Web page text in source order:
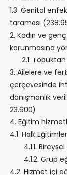
1.3. Genital
taraması
2. Kadın ve
korunmasına
2.1. Topuktan
3. Ailelere ve
çerçevesinde
danışmanlık
23.600)
4. Eğitim
4.1. Halk
4.1.1. Bireysel
4.1.2. Grup
4.2. Hizmet içi